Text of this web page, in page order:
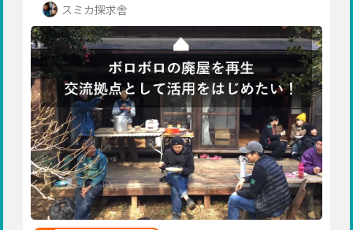
福井
山梨
長野
岐阜
静岡
愛知
近畿
三重
滋賀
スミカ探求舎